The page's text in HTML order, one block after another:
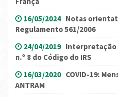
16/05/2024 Notas
Regulamento 561/2006
24/04/2019 Interpretação
n.º 8 do Código do IRS
16/03/2020 COVID-19:
ANTRAM